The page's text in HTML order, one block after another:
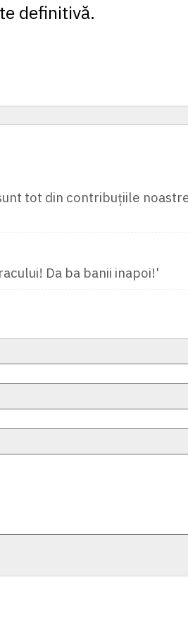
definitivă.
tot din contribuțiile
Da ba banii inapoi!'